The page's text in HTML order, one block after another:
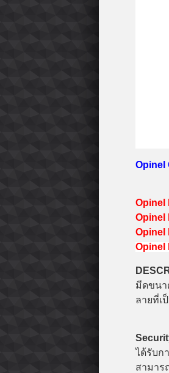
Opinel
Opinel
Opinel
Opinel
Opinel
มีดขนา
ลายที่เ
ได้รับก
สามาร